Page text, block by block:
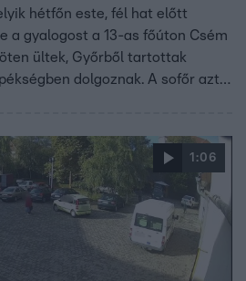
hétfőn este, fél hat előtt
a gyalogost a 13-as főúton Csém
ültek, Győrből tartottak
dolgoznak. A sofőr azt
szélén.
1:06